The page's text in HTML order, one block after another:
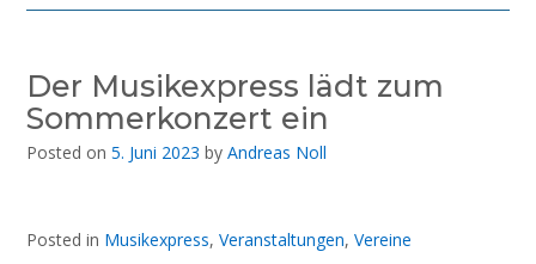
Der Musikexpress lädt zum
Sommerkonzert ein
Posted on 5. Juni 2023 by Andreas Noll
Posted in Musikexpress, Veranstaltungen, Vereine